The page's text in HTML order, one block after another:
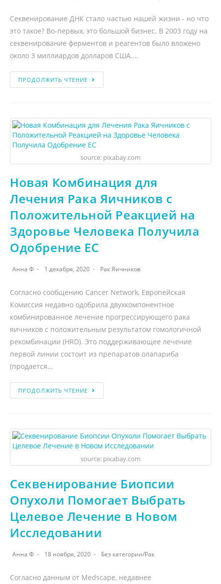
Секвенирование ДНК стало частью нашей жизни - но что
это такое? Во-первых, это большой бизнес. В 2003 году на
секвенирование ферментов и реагентов было вложено
около 3 миллиардов долларов США.…
ПРОДОЛЖИТЬ ЧТЕНИЕ
source: pixabay.com
Новая Комбинация для
Лечения Рака Яичников с
Положительной Реакцией на
Здоровье Человека Получила
Одобрение ЕС
Анна Ф 1 декабря, 2020 Рак Яичников
Согласно сообщению Cancer Network, Европейская
Комиссия недавно одобрила двухкомпонентное
комбинированное лечение прогрессирующего рака
яичников с положительным результатом гомологичной
рекомбинации (HRD). Это поддерживающее лечение
первой линии состоит из препаратов олапариба
(продается…
ПРОДОЛЖИТЬ ЧТЕНИЕ
source: pixabay.com
Секвенирование Биопсии
Опухоли Помогает Выбрать
Целевое Лечение в Новом
Исследовании
Анна Ф 18 ноября, 2020 Без категории/Рак
Согласно данным от Medscape, недавнее